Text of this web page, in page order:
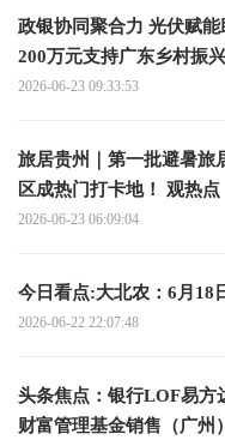
政银协同聚合力 光伏赋
200万元支持广东乡村振兴
2026-06-23 09:33:53
旅居贵州｜第一批避暑旅
区成热门打卡地！ 观热点
2026-06-23 06:09:04
今日看点:大北农：6月18
2026-06-22 22:07:48
头条焦点：银行LOF易方
财富管理基金销售（广州